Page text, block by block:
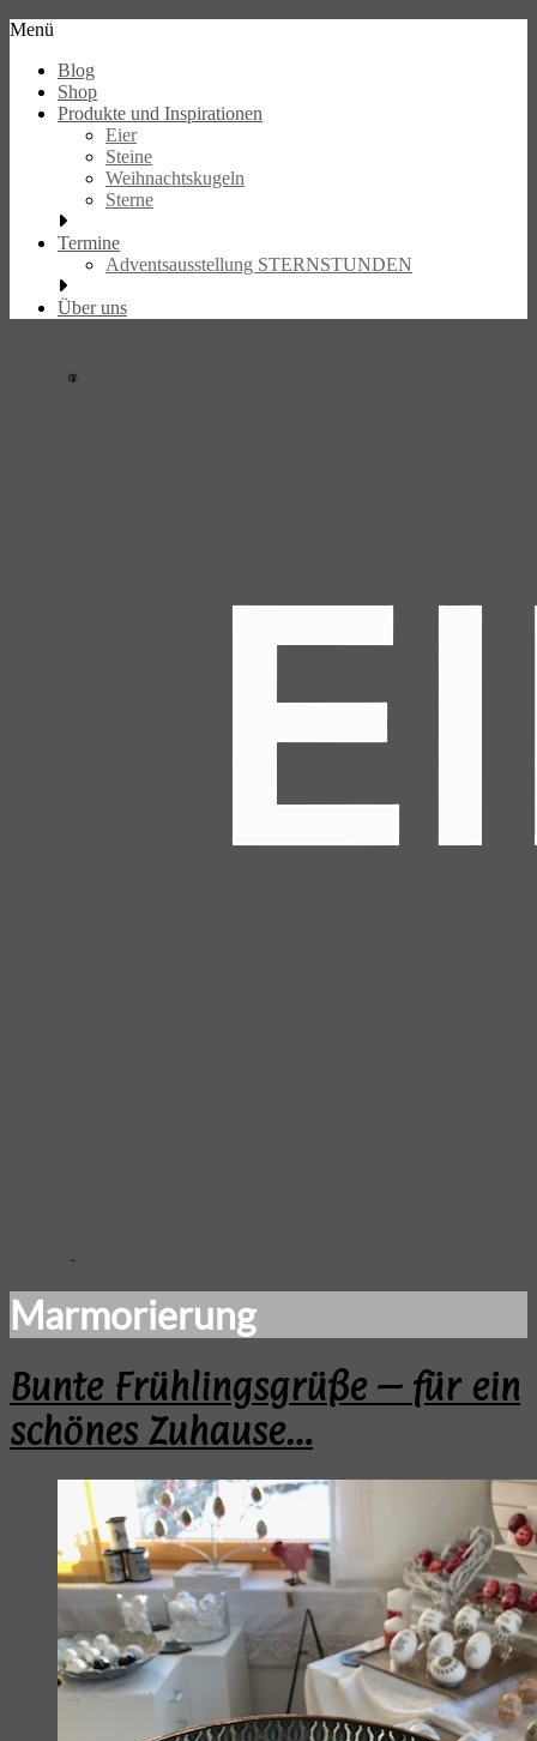
Skip
content
eier.design
Handbeschriebene
Unikate
Menü
Blog
Shop
Produkte und Inspirationen
Eier
Steine
Weihnachtskugeln
Sterne
Termine
Adventsausstellung STERNSTUNDEN
Über uns
Marmorierung
Bunte Frühlingsgrüße – für ein
schönes Zuhause…